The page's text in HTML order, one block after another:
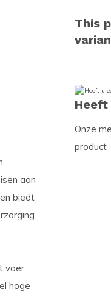
This
aan
biedt
voer
hoge
Heeft
Onze
product